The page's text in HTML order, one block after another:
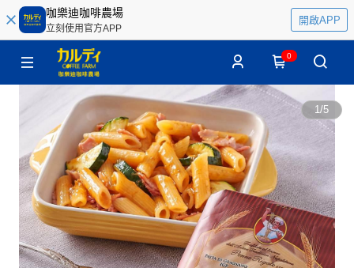
咖樂迪咖啡農場
立刻使用官方APP
開啟APP
0
1/5